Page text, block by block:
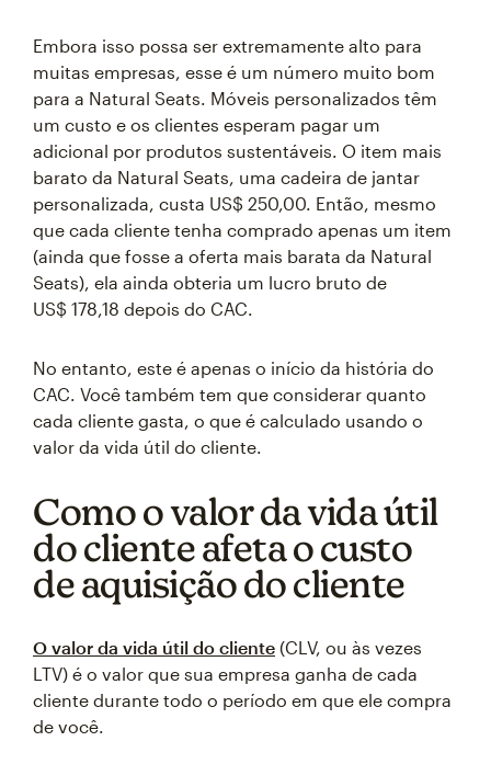
Embora isso possa ser extremamente alto para
muitas empresas, esse é um número muito bom
para a Natural Seats. Móveis personalizados têm
um custo e os clientes esperam pagar um
adicional por produtos sustentáveis. O item mais
barato da Natural Seats, uma cadeira de jantar
personalizada, custa US$ 250,00. Então, mesmo
que cada cliente tenha comprado apenas um item
(ainda que fosse a oferta mais barata da Natural
Seats), ela ainda obteria um lucro bruto de
US$ 178,18 depois do CAC.
No entanto, este é apenas o início da história do
CAC. Você também tem que considerar quanto
cada cliente gasta, o que é calculado usando o
valor da vida útil do cliente.
Como o valor da vida útil
do cliente afeta o custo
de aquisição do cliente
O valor da vida útil do cliente (CLV, ou às vezes
LTV) é o valor que sua empresa ganha de cada
cliente durante todo o período em que ele compra
de você.